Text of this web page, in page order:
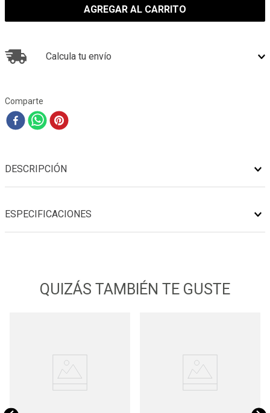
AGREGAR AL CARRITO
Calcula tu envío
Comparte
DESCRIPCIÓN
ESPECIFICACIONES
QUIZÁS TAMBIÉN TE GUSTE